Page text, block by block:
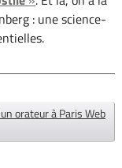
: une science-
orateur à Paris Web